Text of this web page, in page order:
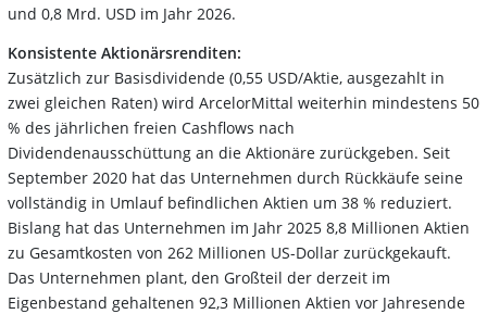
und 0,8 Mrd. USD im Jahr 2026.
Konsistente Aktionärsrenditen:
Zusätzlich zur Basisdividende (0,55 USD/Aktie, ausgezahlt in
zwei gleichen Raten) wird ArcelorMittal weiterhin mindestens 50
% des jährlichen freien Cashflows nach
Dividendenausschüttung an die Aktionäre zurückgeben. Seit
September 2020 hat das Unternehmen durch Rückkäufe seine
vollständig in Umlauf befindlichen Aktien um 38 % reduziert.
Bislang hat das Unternehmen im Jahr 2025 8,8 Millionen Aktien
zu Gesamtkosten von 262 Millionen US-Dollar zurückgekauft.
Das Unternehmen plant, den Großteil der derzeit im
Eigenbestand gehaltenen 92,3 Millionen Aktien vor Jahresende